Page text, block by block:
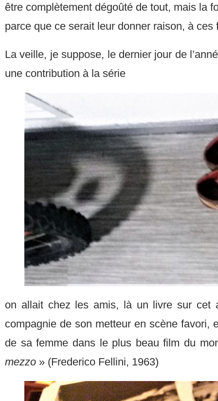
être complètement dégoûté de tout, mais la
parce que ce serait leur donner raison, à ces
La veille, je suppose, le dernier jour de
une contribution à la série
on allait chez les amis, là un livre sur cet
compagnie de son metteur en scène favori,
de sa femme dans le plus beau film du
mezzo » (Frederico Fellini, 1963)